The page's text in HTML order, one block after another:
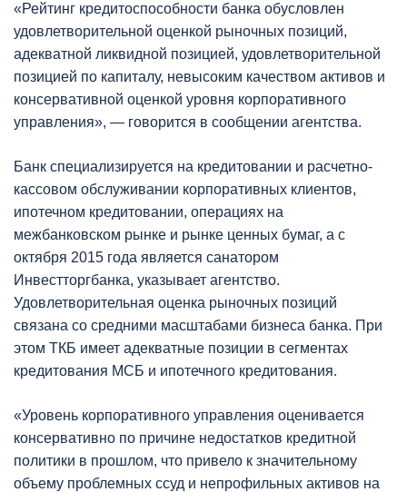
«Рейтинг кредитоспособности банка обусловлен
удовлетворительной оценкой рыночных позиций,
адекватной ликвидной позицией, удовлетворительной
позицией по капиталу, невысоким качеством активов и
консервативной оценкой уровня корпоративного
управления», — говорится в сообщении агентства.
Банк специализируется на кредитовании и расчетно-
кассовом обслуживании корпоративных клиентов,
ипотечном кредитовании, операциях на
межбанковском рынке и рынке ценных бумаг, а с
октября 2015 года является санатором
Инвестторгбанка, указывает агентство.
Удовлетворительная оценка рыночных позиций
связана со средними масштабами бизнеса банка. При
этом ТКБ имеет адекватные позиции в сегментах
кредитования МСБ и ипотечного кредитования.
«Уровень корпоративного управления оценивается
консервативно по причине недостатков кредитной
политики в прошлом, что привело к значительному
объему проблемных ссуд и непрофильных активов на